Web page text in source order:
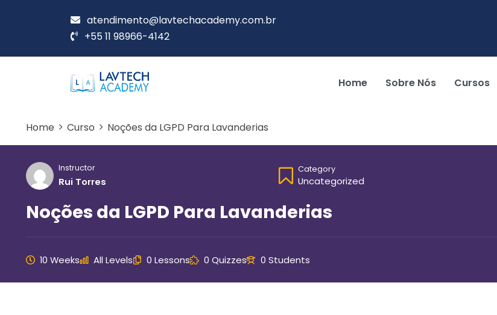
atendimento@lavtechacademy.com.br
+55 11 98966-4142
Home Sobre Nós Cursos
Home Curso Noções da LGPD Para Lavanderias
Instructor
Rui Torres
Category
Uncategorized
Noções da LGPD Para Lavanderias
10 Weeks All Levels 0 Lessons 0 Quizzes 0 Students